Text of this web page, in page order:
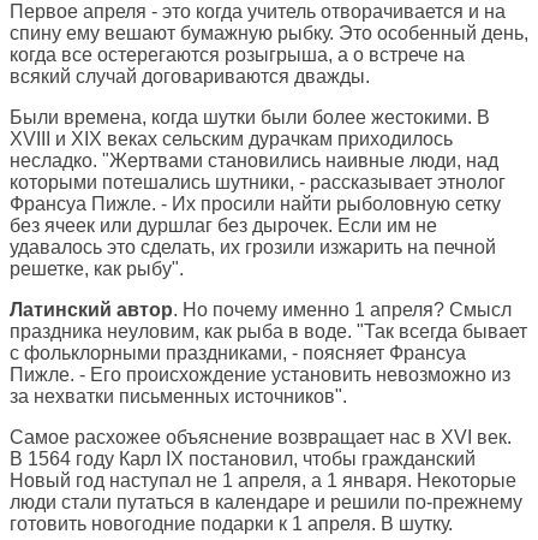
Первое апреля - это когда учитель отворачивается и на
спину ему вешают бумажную рыбку. Это особенный день,
когда все остерегаются розыгрыша, а о встрече на
всякий случай договариваются дважды.
Были времена, когда шутки были более жестокими. В
XVIII и XIX веках сельским дурачкам приходилось
несладко. "Жертвами становились наивные люди, над
которыми потешались шутники, - рассказывает этнолог
Франсуа Пижле. - Их просили найти рыболовную сетку
без ячеек или дуршлаг без дырочек. Если им не
удавалось это сделать, их грозили изжарить на печной
решетке, как рыбу".
Латинский автор. Но почему именно 1 апреля? Смысл
праздника неуловим, как рыба в воде. "Так всегда бывает
с фольклорными праздниками, - поясняет Франсуа
Пижле. - Его происхождение установить невозможно из
за нехватки письменных источников".
Самое расхожее объяснение возвращает нас в XVI век.
В 1564 году Карл IX постановил, чтобы гражданский
Новый год наступал не 1 апреля, а 1 января. Некоторые
люди стали путаться в календаре и решили по-прежнему
готовить новогодние подарки к 1 апреля. В шутку.